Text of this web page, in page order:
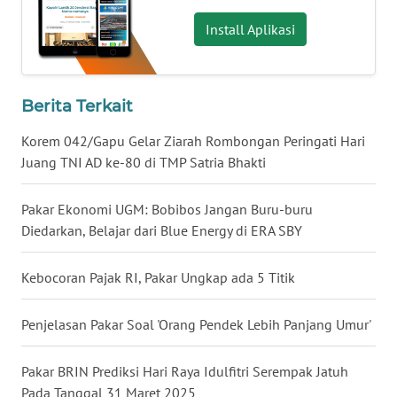
Install Aplikasi
Berita Terkait
Korem 042/Gapu Gelar Ziarah Rombongan Peringati Hari
Juang TNI AD ke-80 di TMP Satria Bhakti
Pakar Ekonomi UGM: Bobibos Jangan Buru-buru
Diedarkan, Belajar dari Blue Energy di ERA SBY
Kebocoran Pajak RI, Pakar Ungkap ada 5 Titik
Penjelasan Pakar Soal 'Orang Pendek Lebih Panjang Umur'
Pakar BRIN Prediksi Hari Raya Idulfitri Serempak Jatuh
Pada Tanggal 31 Maret 2025
WN
BABEL
SUMBAR
WN
SUMSEL
WN
BENGKULU
WN
JATENG